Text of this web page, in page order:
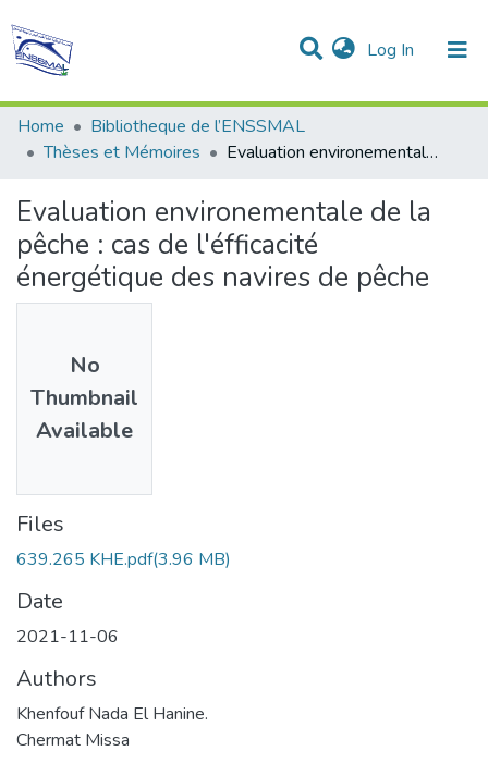
Log In (current)
Statistics
Communities & Collections
All of DSpace
Home
Bibliotheque de l’ENSSMAL
Thèses et Mémoires
Evaluation environementale de la pêche : cas de l'éfficacité énergétique des navires de pêche
Evaluation environementale de la
pêche : cas de l'éfficacité
énergétique des navires de pêche
No
Thumbnail
Available
Files
639.265 KHE.pdf(3.96 MB)
Date
2021-11-06
Authors
Khenfouf Nada El Hanine.
Chermat Missa